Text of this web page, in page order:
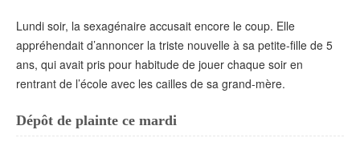
Lundi soir, la sexagénaire accusait encore le coup. Elle
appréhendait d’annoncer la triste nouvelle à sa petite-fille de 5
ans, qui avait pris pour habitude de jouer chaque soir en
rentrant de l’école avec les cailles de sa grand-mère.
Dépôt de plainte ce mardi